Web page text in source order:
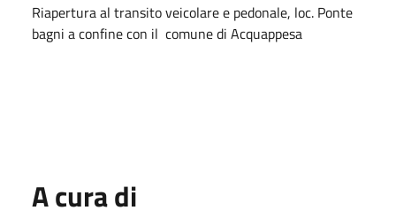
Riapertura al transito veicolare e pedonale, loc. Ponte
bagni a confine con il comune di Acquappesa
A cura di